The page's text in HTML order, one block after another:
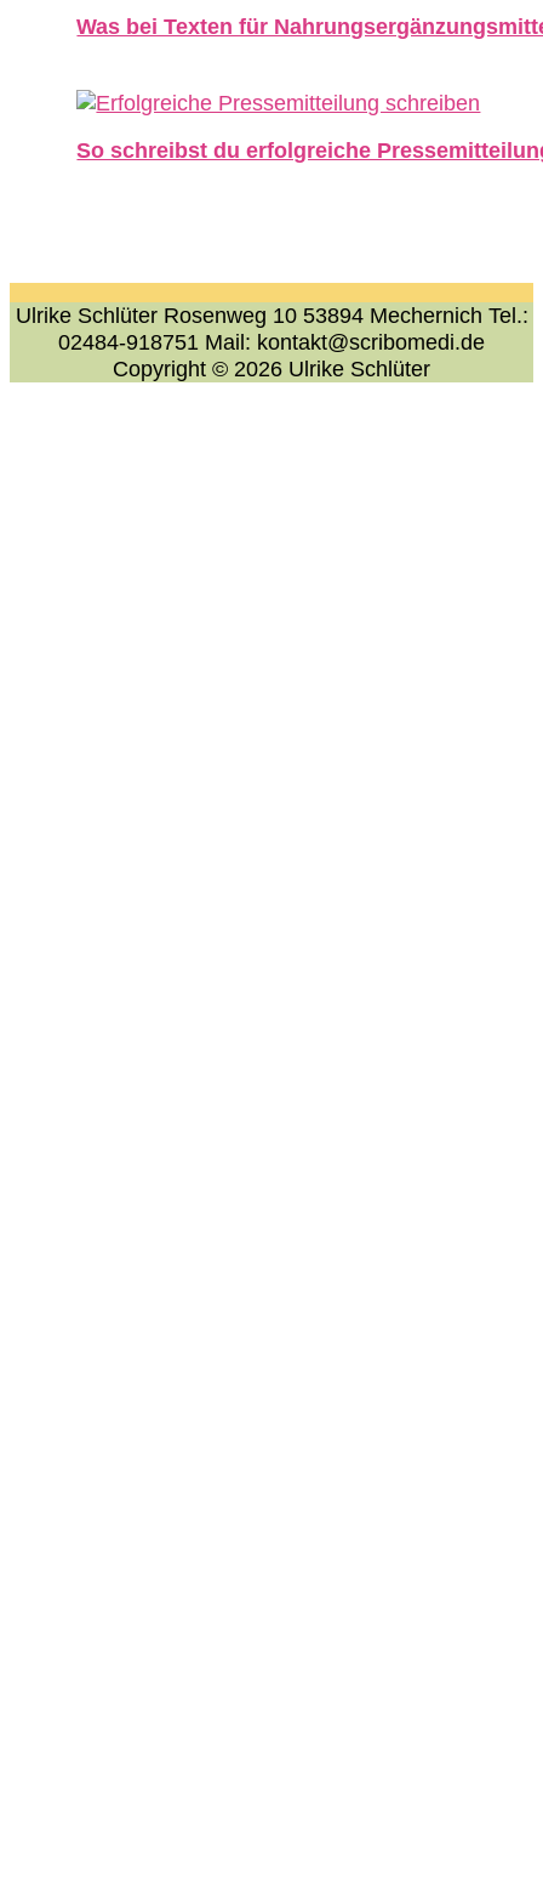
Was bei Texten für
So schreibst du erfolgreiche
Ulrike Schlüter Rosenweg 10 53894 Mechernich Tel.:
02484-918751 Mail: kontakt@scribomedi.de
Copyright © 2026 Ulrike Schlüter